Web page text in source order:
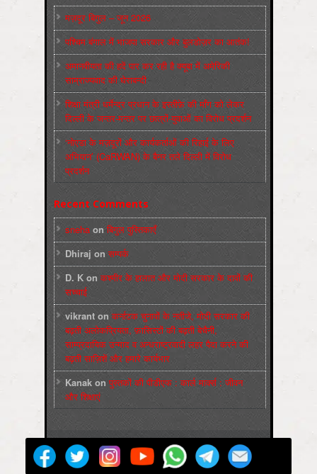
मज़दूर बिगुल – जून 2026
पश्चिम बंगाल में भाजपा सरकार और बुलडोज़र का आतंक!
अमानवीयता की हदें पार कर रही है क्यूबा में अमेरिकी
साम्राज्यवाद की घेराबन्दी
शिक्षा मंत्री धर्मेन्द्र प्रधान के इस्तीफ़े की माँग को लेकर
दिल्ली के जन्तर-मन्तर पर छात्रों-युवाओं का विरोध प्रदर्शन
‘नोएडा के मज़दूरों और कार्यकर्ताओं की रिहाई के लिए
अभियान’ (CaRWAN) के बैनर तले दिल्ली में विरोध
प्रदर्शन
Recent Comments
sneha onबिगुल पुस्तिकाएँ
Dhiraj onसम्पर्क
D. K onकश्मीर के हालात और मोदी सरकार के दावों की
सच्चाई
vikrant onकर्नाटक चुनावों के नतीजे, मोदी सरकार की
बढ़ती अलोकप्रियता, फ़ासिस्टों की बढ़ती बेचैनी,
साम्प्रदायिक उन्माद व अन्धराष्ट्रवादी लहर पैदा करने की
बढ़ती साज़िशें और हमारे कार्यभार
Kanak onपुस्‍तकों की पीडीएफ : कार्ल मार्क्‍स : जीवन
और शिक्षाएं
मज़दूर बिगुल Powered by WordPress
Max Magazine Theme was created by